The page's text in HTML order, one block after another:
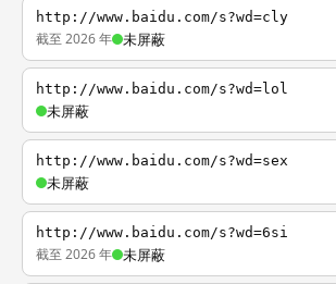
http://www.baidu.com/s?wd=cly
截至 2026 年 未屏蔽
http://www.baidu.com/s?wd=lol
未屏蔽
http://www.baidu.com/s?wd=sex
未屏蔽
http://www.baidu.com/s?wd=6si
截至 2026 年 未屏蔽